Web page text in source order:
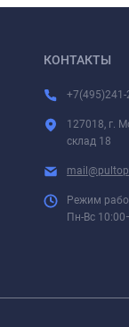
КОНТАКТЫ
+7(495)241-
127018, г.
склад 18
Режим
Пн-Вс